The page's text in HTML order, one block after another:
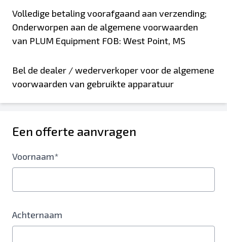
Volledige betaling voorafgaand aan verzending;
Onderworpen aan de algemene voorwaarden
van PLUM Equipment FOB: West Point, MS
Bel de dealer / wederverkoper voor de algemene
voorwaarden van gebruikte apparatuur
Een offerte aanvragen
Voornaam*
Achternaam